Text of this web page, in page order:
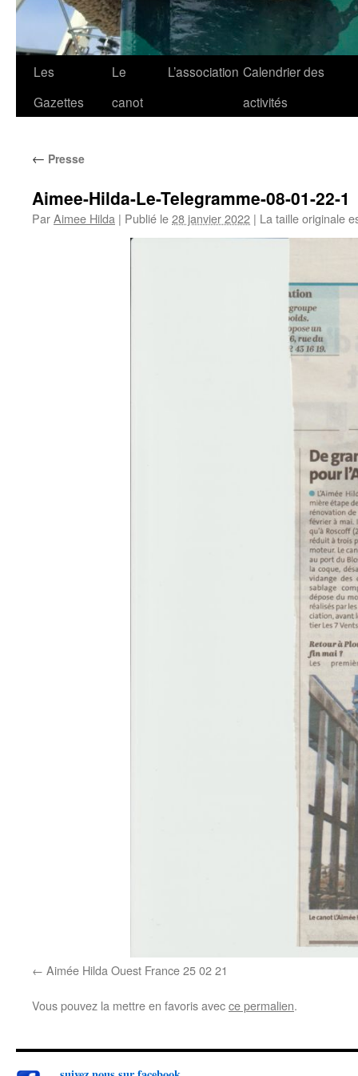
Les
Gazettes
Le
canot
L’association Calendrier des
activités
← Presse
Aimee-Hilda-Le-Telegramme-08-01-22-1
ParAimee Hilda | Publié le28 janvier 2022 | La taille originale
Aimée Hilda Ouest France 25 02 21
Vous pouvez la mettre en favoris avecce permalien.